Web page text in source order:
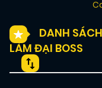
DANH
LÀM ĐẠI BOSS